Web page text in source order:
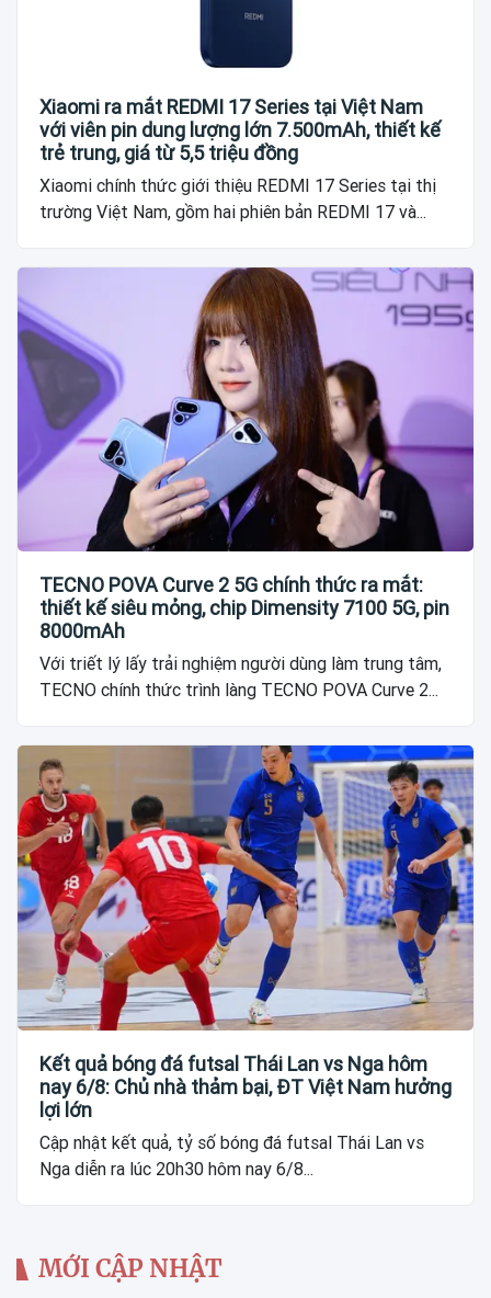
Xiaomi ra mắt REDMI 17 Series tại Việt Nam
với viên pin dung lượng lớn 7.500mAh, thiết kế
trẻ trung, giá từ 5,5 triệu đồng
Xiaomi chính thức giới thiệu REDMI 17 Series tại thị
trường Việt Nam, gồm hai phiên bản REDMI 17 và...
TECNO POVA Curve 2 5G chính thức ra mắt:
thiết kế siêu mỏng, chip Dimensity 7100 5G, pin
8000mAh
Với triết lý lấy trải nghiệm người dùng làm trung tâm,
TECNO chính thức trình làng TECNO POVA Curve 2...
Kết quả bóng đá futsal Thái Lan vs Nga hôm
nay 6/8: Chủ nhà thảm bại, ĐT Việt Nam hưởng
lợi lớn
Cập nhật kết quả, tỷ số bóng đá futsal Thái Lan vs
Nga diễn ra lúc 20h30 hôm nay 6/8...
MỚI CẬP NHẬT